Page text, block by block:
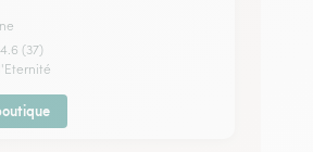
4.6 (37)